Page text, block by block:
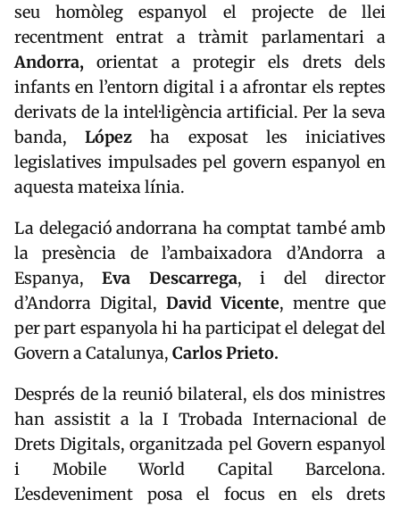
seu homòleg espanyol el projecte de llei
recentment entrat a tràmit parlamentari a
Andorra, orientat a protegir els drets dels
infants en l’entorn digital i a afrontar els reptes
derivats de la intel·ligència artificial. Per la seva
banda,López ha exposat les iniciatives
legislatives impulsades pel govern espanyol en
aquesta mateixa línia.
La delegació andorrana ha comptat també amb
la presència de l’ambaixadora d’Andorra a
Espanya,Eva Descarrega, i del director
d’Andorra Digital, David Vicente, mentre que
per part espanyola hi ha participat el delegat del
Govern a Catalunya, Carlos Prieto.
Després de la reunió bilateral, els dos ministres
han assistit a la I Trobada Internacional de
Drets Digitals, organitzada pel Govern espanyol
i Mobile World Capital Barcelona.
L’esdeveniment posa el focus en els drets